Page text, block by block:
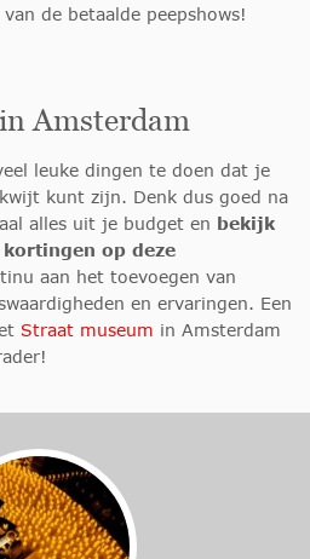
de betaalde peepshows!
Amsterdam
leuke dingen te doen dat je
kunt zijn. Denk dus goed na
alles uit je budget en bekijk
op deze
aan het toevoegen van
en ervaringen. Een
Straat museum in Amsterdam